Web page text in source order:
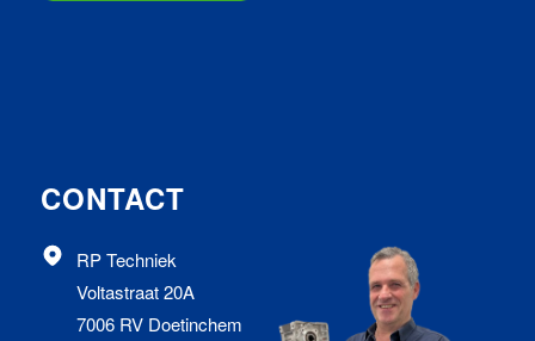
CONTACT
RP Techniek
Voltastraat 20A
7006 RV Doetinchem